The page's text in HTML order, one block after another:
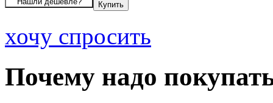
хочу спросить
Почему надо